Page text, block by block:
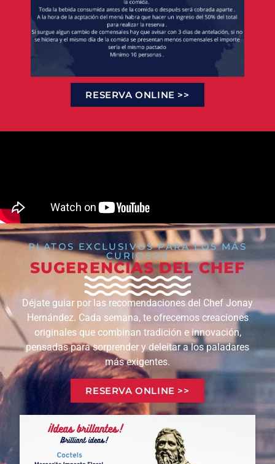
RESERVA ONLINE >>
PLATOS EXCLUSIVOS PARA LOS MÁS
CURIOSOS
SUGERENCIAS DEL CHEF
Déjate guiar por las recomendaciones del Chef Jonay
Hernández. Cada semana, te ofrecemos creaciones
originales que combinan tradición e innovación,
pensadas para sorprender y deleitar a los paladares
más exigentes.
RESERVA ONLINE >>